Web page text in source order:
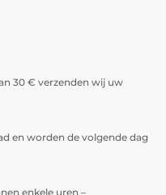
30 € verzenden wij uw
en worden de volgende dag
enkele uren –